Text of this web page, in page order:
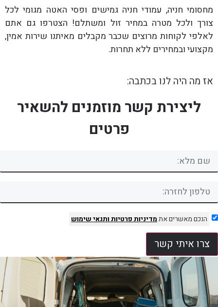
מחסומי חניה, עמודי חניה גמישים ופסי האטה מגומי לכל
צורך ולכל מטרה במחיר זול ומשתלם! הצטרפו גם אתם
לאלפי לקוחות מרוצים שכבר מקבלים מאיתנו שירות אמין,
מקצועי ובמחירים ללא תחרות.
אז מה היה לנו בכתבה:
ליצירת קשר מוזמנים להשאיר
פרטים
הנכם מאשרים אתמדיניות פרטיותותנאי שימוש
צרו איתי קשר